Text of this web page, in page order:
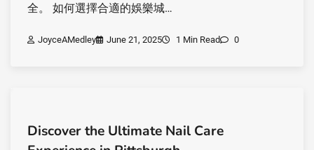
全。 如何選擇合適的娛樂城…
JoyceAMedley June 21, 2025 1 Min Read 0
Discover the Ultimate Nail Care